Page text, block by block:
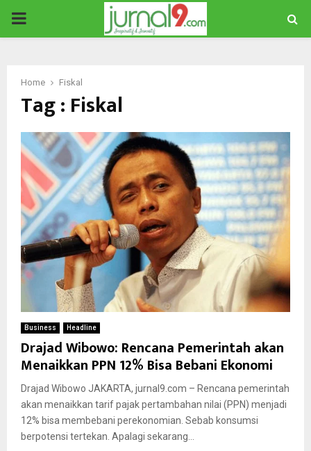
PRIMARY
Home Fiskal
Tag : Fiskal
Business Headline
Drajad Wibowo: Rencana Pemerintah akan
Menaikkan PPN 12% Bisa Bebani Ekonomi
Drajad Wibowo JAKARTA, jurnal9.com – Rencana pemerintah
akan menaikkan tarif pajak pertambahan nilai (PPN) menjadi
12% bisa membebani perekonomian. Sebab konsumsi
berpotensi tertekan. Apalagi sekarang...